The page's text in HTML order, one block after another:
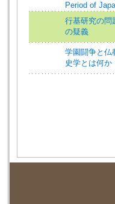
Period of
行基研究の
の疑義
学園闘争と
史学とは何か